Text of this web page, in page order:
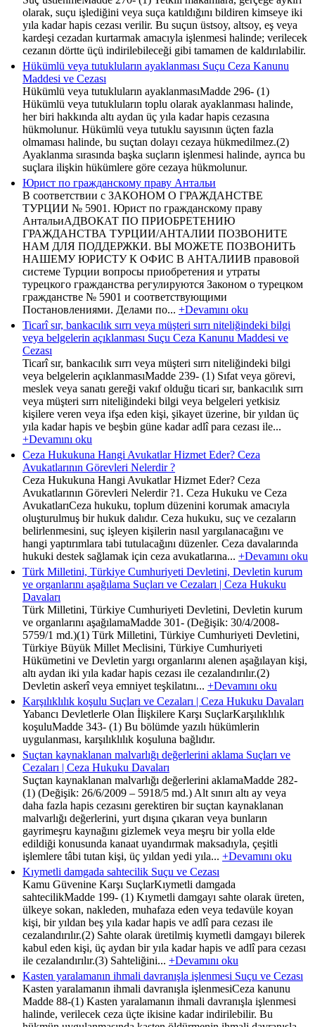
olarak, suçu işlediğini veya suça katıldığını bildiren kimseye iki
yıla kadar hapis cezası verilir. Bu suçun üstsoy, altsoy, eş veya
kardeşi cezadan kurtarmak amacıyla işlenmesi halinde; verilecek
cezanın dörtte üçü indirilebileceği gibi tamamen de kaldırılabilir.
Hükümlü veya tutukluların ayaklanması Suçu Ceza Kanunu
Maddesi ve Cezası
Hükümlü veya tutukluların ayaklanmasıMadde 296- (1)
Hükümlü veya tutukluların toplu olarak ayaklanması halinde,
her biri hakkında altı aydan üç yıla kadar hapis cezasına
hükmolunur. Hükümlü veya tutuklu sayısının üçten fazla
olmaması halinde, bu suçtan dolayı cezaya hükmedilmez.(2)
Ayaklanma sırasında başka suçların işlenmesi halinde, ayrıca bu
suçlara ilişkin hükümlere göre cezaya hükmolunur.
Юрист по гражданскому праву Антальи
В соответствии с ЗАКОНОМ О ГРАЖДАНСТВЕ
ТУРЦИИ № 5901. Юрист по гражданскому праву
АнтальиАДВОКАТ ПО ПРИОБРЕТЕНИЮ
ГРАЖДАНСТВА ТУРЦИИ/АНТАЛИИ ПОЗВОНИТЕ
НАМ ДЛЯ ПОДДЕРЖКИ. ВЫ МОЖЕТЕ ПОЗВОНИТЬ
НАШЕМУ ЮРИСТУ К ОФИС В АНТАЛИИВ правовой
системе Турции вопросы приобретения и утраты
турецкого гражданства регулируются Законом о турецком
гражданстве № 5901 и соответствующими
Постановлениями. Делами по... +Devamını oku
Ticarî sır, bankacılık sırrı veya müşteri sırrı niteliğindeki bilgi
veya belgelerin açıklanması Suçu Ceza Kanunu Maddesi ve
Cezası
Ticarî sır, bankacılık sırrı veya müşteri sırrı niteliğindeki bilgi
veya belgelerin açıklanmasıMadde 239- (1) Sıfat veya görevi,
meslek veya sanatı gereği vakıf olduğu ticari sır, bankacılık sırrı
veya müşteri sırrı niteliğindeki bilgi veya belgeleri yetkisiz
kişilere veren veya ifşa eden kişi, şikayet üzerine, bir yıldan üç
yıla kadar hapis ve beşbin güne kadar adlî para cezası ile...
+Devamını oku
Ceza Hukukuna Hangi Avukatlar Hizmet Eder? Ceza
Avukatlarının Görevleri Nelerdir ?
Ceza Hukukuna Hangi Avukatlar Hizmet Eder? Ceza
Avukatlarının Görevleri Nelerdir ?1. Ceza Hukuku ve Ceza
AvukatlarıCeza hukuku, toplum düzenini korumak amacıyla
oluşturulmuş bir hukuk dalıdır. Ceza hukuku, suç ve cezaların
belirlenmesini, suç işleyen kişilerin nasıl yargılanacağını ve
hangi yaptırımlara tabi tutulacağını düzenler. Ceza davalarında
hukuki destek sağlamak için ceza avukatlarına... +Devamını oku
Türk Milletini, Türkiye Cumhuriyeti Devletini, Devletin kurum
ve organlarını aşağılama Suçları ve Cezaları | Ceza Hukuku
Davaları
Türk Milletini, Türkiye Cumhuriyeti Devletini, Devletin kurum
ve organlarını aşağılamaMadde 301- (Değişik: 30/4/2008-
5759/1 md.)(1) Türk Milletini, Türkiye Cumhuriyeti Devletini,
Türkiye Büyük Millet Meclisini, Türkiye Cumhuriyeti
Hükümetini ve Devletin yargı organlarını alenen aşağılayan kişi,
altı aydan iki yıla kadar hapis cezası ile cezalandırılır.(2)
Devletin askerî veya emniyet teşkilatını... +Devamını oku
Karşılıklılık koşulu Suçları ve Cezaları | Ceza Hukuku Davaları
Yabancı Devletlerle Olan İlişkilere Karşı SuçlarKarşılıklılık
koşuluMadde 343- (1) Bu bölümde yazılı hükümlerin
uygulanması, karşılıklılık koşuluna bağlıdır.
Suçtan kaynaklanan malvarlığı değerlerini aklama Suçları ve
Cezaları | Ceza Hukuku Davaları
Suçtan kaynaklanan malvarlığı değerlerini aklamaMadde 282-
(1) (Değişik: 26/6/2009 – 5918/5 md.) Alt sınırı altı ay veya
daha fazla hapis cezasını gerektiren bir suçtan kaynaklanan
malvarlığı değerlerini, yurt dışına çıkaran veya bunların
gayrimeşru kaynağını gizlemek veya meşru bir yolla elde
edildiği konusunda kanaat uyandırmak maksadıyla, çeşitli
işlemlere tâbi tutan kişi, üç yıldan yedi yıla... +Devamını oku
Kıymetli damgada sahtecilik Suçu ve Cezası
Kamu Güvenine Karşı SuçlarKıymetli damgada
sahtecilikMadde 199- (1) Kıymetli damgayı sahte olarak üreten,
ülkeye sokan, nakleden, muhafaza eden veya tedavüle koyan
kişi, bir yıldan beş yıla kadar hapis ve adlî para cezası ile
cezalandırılır.(2) Sahte olarak üretilmiş kıymetli damgayı bilerek
kabul eden kişi, üç aydan bir yıla kadar hapis ve adlî para cezası
ile cezalandırılır.(3) Sahteliğini... +Devamını oku
Kasten yaralamanın ihmali davranışla işlenmesi Suçu ve Cezası
Kasten yaralamanın ihmali davranışla işlenmesiCeza kanunu
Madde 88-(1) Kasten yaralamanın ihmali davranışla işlenmesi
halinde, verilecek ceza üçte ikisine kadar indirilebilir. Bu